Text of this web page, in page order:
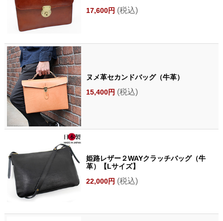
17,600円 (税込)
ヌメ革セカンドバッグ（牛革）
15,400円 (税込)
姫路レザー２WAYクラッチバッグ（牛
革）【Lサイズ】
22,000円 (税込)